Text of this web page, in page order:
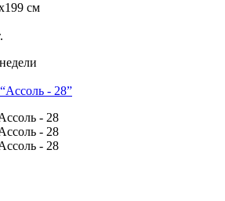
см
- 28”